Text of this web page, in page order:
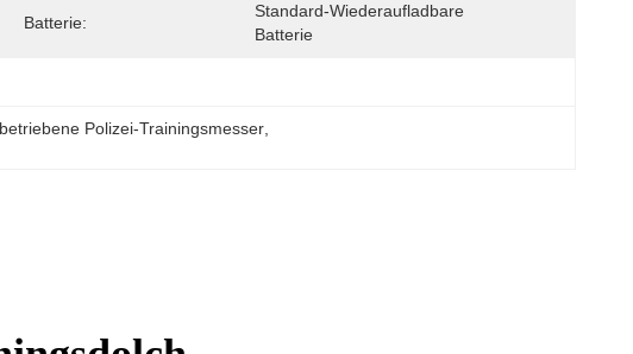
Batterie:
Standard-Wiederaufladbare
Batterie
Polizei-Trainingsmesser